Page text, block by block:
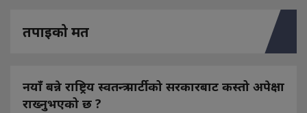
तपाइको मत
नयाँ बन्ने राष्ट्रिय स्वतन्त्र पार्टीको सरकारबाट कस्तो अपेक्षा
राख्नुभएको छ ?